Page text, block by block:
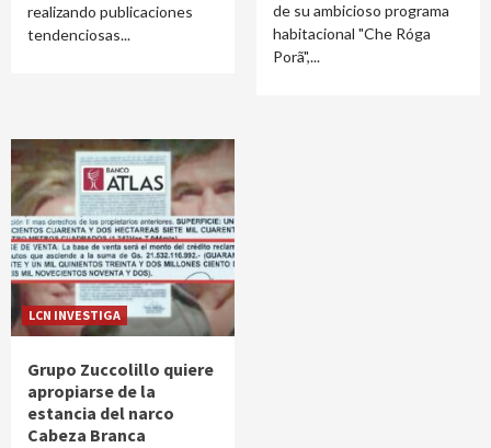
realizando publicaciones
tendenciosas...
de su ambicioso programa
habitacional "Che Róga
Porã",...
LCN INVESTIGA
Grupo Zuccolillo quiere
apropiarse de la
estancia del narco
Cabeza Branca